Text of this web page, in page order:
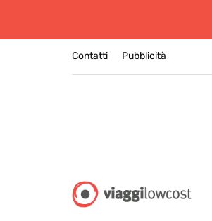
Contatti Pubblicità